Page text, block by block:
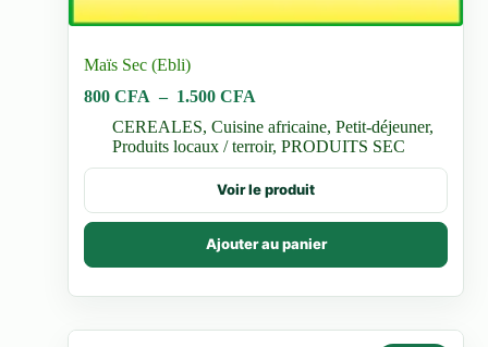
Maïs Sec (Ebli)
800CFA – 1.500CFA
prix :
800 CFA
à
1.500 CFA
CEREALES,Cuisine africaine,Petit-déjeuner,
Produits locaux / terroir,PRODUITS SEC
Voir le produit
Ajouter au panier
Ce
a
plusieurs
Les
options
être